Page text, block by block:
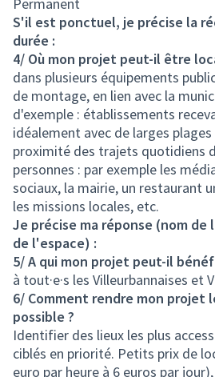
S'il est ponctuel, je précise la
durée :
4/ Où mon projet peut-il être
dans plusieurs équipements
de montage, en lien avec la
d'exemple : établissements
idéalement avec de larges plages
proximité des trajets quotidiens
personnes : par exemple les
sociaux, la mairie, un restaurant
les missions locales, etc.
Je précise ma réponse (nom de
de l'espace) :
5/ A qui mon projet peut-il
à tout·e·s les Villeurbannaises et
6/ Comment rendre mon projet
possible ?
Identifier des lieux les plus
ciblés en priorité. Petits prix de
euro par heure à 6 euros par